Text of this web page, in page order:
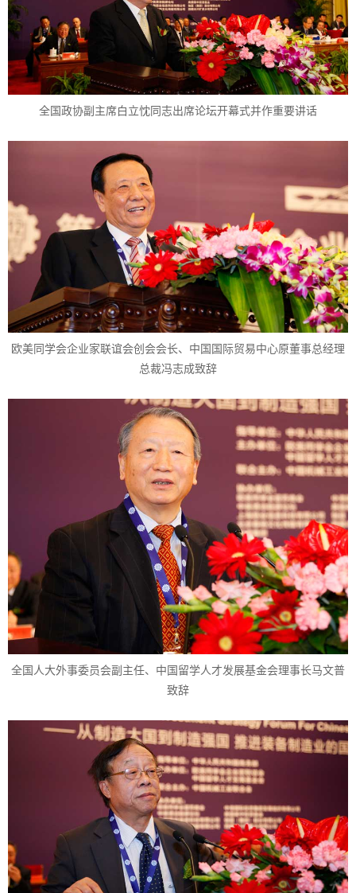
全国政协副主席白立忱同志出席论坛开幕式并作重要讲话
欧美同学会企业家联谊会创会会长、中国国际贸易中心原董事总经理
总裁冯志成致辞
全国人大外事委员会副主任、中国留学人才发展基金会理事长马文普
致辞